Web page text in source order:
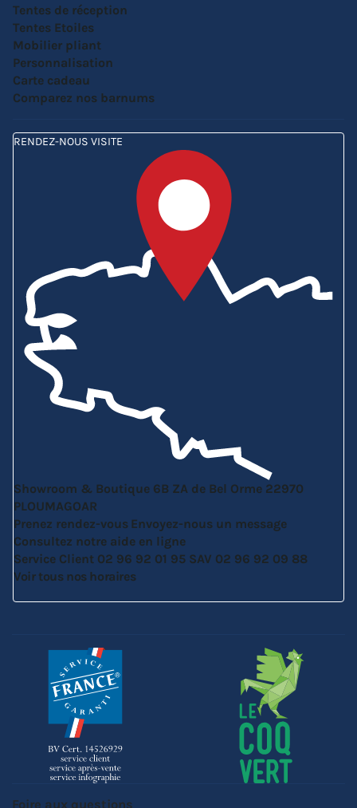
Tentes de réception
Tentes Etoiles
Mobilier pliant
Personnalisation
Carte cadeau
Comparez nos barnums
RENDEZ-NOUS VISITE
Showroom & Boutique 6B ZA de Bel Orme 22970
PLOUMAGOAR
Prenez rendez-vous Envoyez-nous un message
Consultez notre aide en ligne
Service Client 02 96 92 01 95 SAV 02 96 92 09 88
Voir tous nos horaires
Foire aux questions